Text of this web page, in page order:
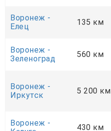
Воронеж -
Елец
135 км
Воронеж -
Зеленоград
560 км
Воронеж -
Иркутск
5 200 км
Воронеж -
430 км